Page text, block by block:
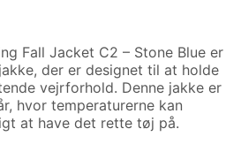
Fall Jacket C2 – Stone Blue er
der er designet til at holde
vejrforhold. Denne jakke er
hvor temperaturerne kan
at have det rette tøj på.